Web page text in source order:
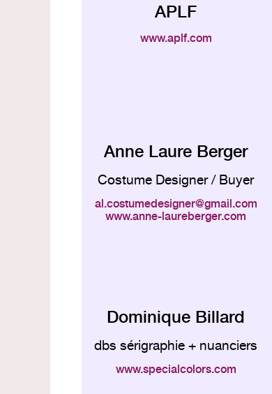
APLF
www.aplf.com
Anne Laure Berger
Costume Designer / Buyer
al.costumedesigner
gmail.com
www.anne-laureberger.com
Dominique Billard
dbs sérigraphie + nuanciers
www.specialcolors.com